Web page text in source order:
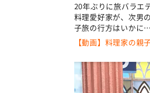
20年ぶりに旅バラエ
料理愛好家が、次男
子旅の行方はいか
【動画】料理家の